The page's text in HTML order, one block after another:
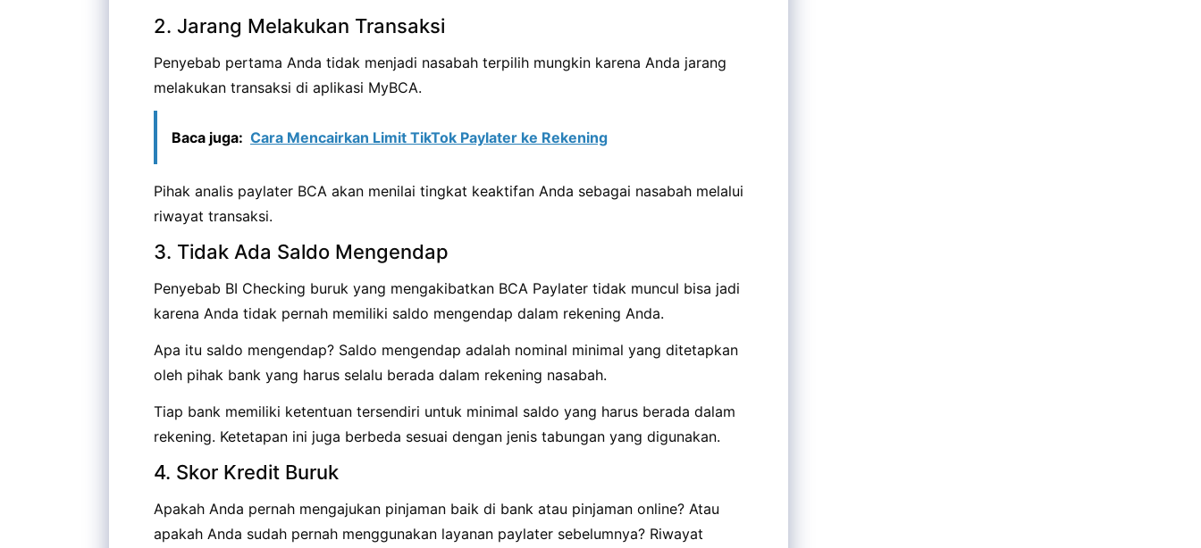
2. Jarang Melakukan Transaksi
Penyebab pertama Anda tidak menjadi nasabah terpilih mungkin karena Anda jarang
melakukan transaksi di aplikasi MyBCA.
Baca juga: Cara Mencairkan Limit TikTok Paylater ke Rekening
Pihak analis paylater BCA akan menilai tingkat keaktifan Anda sebagai nasabah melalui
riwayat transaksi.
3. Tidak Ada Saldo Mengendap
Penyebab BI Checking buruk yang mengakibatkan BCA Paylater tidak muncul bisa jadi
karena Anda tidak pernah memiliki saldo mengendap dalam rekening Anda.
Apa itu saldo mengendap? Saldo mengendap adalah nominal minimal yang ditetapkan
oleh pihak bank yang harus selalu berada dalam rekening nasabah.
Tiap bank memiliki ketentuan tersendiri untuk minimal saldo yang harus berada dalam
rekening. Ketetapan ini juga berbeda sesuai dengan jenis tabungan yang digunakan.
4. Skor Kredit Buruk
Apakah Anda pernah mengajukan pinjaman baik di bank atau pinjaman online? Atau
apakah Anda sudah pernah menggunakan layanan paylater sebelumnya? Riwayat